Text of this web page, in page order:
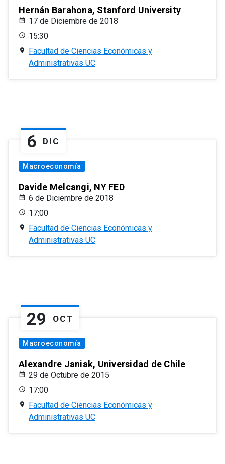
Hernán Barahona, Stanford University
17 de Diciembre de 2018
15:30
Facultad de Ciencias Económicas y
Administrativas UC
6 DIC
Macroeconomía
Davide Melcangi, NY FED
6 de Diciembre de 2018
17:00
Facultad de Ciencias Económicas y
Administrativas UC
29 OCT
Macroeconomía
Alexandre Janiak, Universidad de Chile
29 de Octubre de 2015
17:00
Facultad de Ciencias Económicas y
Administrativas UC